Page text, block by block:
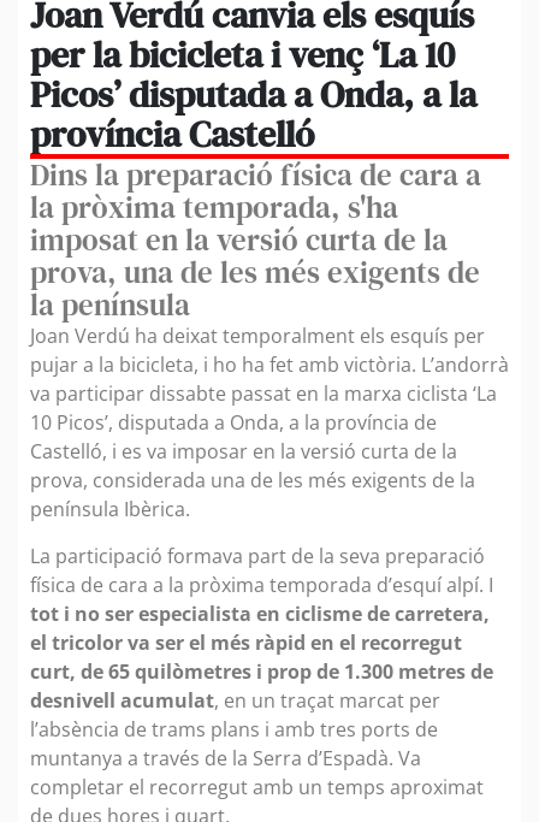
Joan Verdú canvia els esquís
per la bicicleta i venç ‘La 10
Picos’ disputada a Onda, a la
província Castelló
Dins la preparació física de cara a
la pròxima temporada, s'ha
imposat en la versió curta de la
prova, una de les més exigents de
la península
Joan Verdú ha deixat temporalment els esquís per
pujar a la bicicleta, i ho ha fet amb victòria. L’andorrà
va participar dissabte passat en la marxa ciclista ‘La
10 Picos’, disputada a Onda, a la província de
Castelló, i es va imposar en la versió curta de la
prova, considerada una de les més exigents de la
península Ibèrica.
La participació formava part de la seva preparació
física de cara a la pròxima temporada d’esquí alpí. I
tot i no ser especialista en ciclisme de carretera,
el tricolor va ser el més ràpid en el recorregut
curt, de 65 quilòmetres i prop de 1.300 metres de
desnivell acumulat, en un traçat marcat per
l’absència de trams plans i amb tres ports de
muntanya a través de la Serra d’Espadà. Va
completar el recorregut amb un temps aproximat
de dues hores i quart.